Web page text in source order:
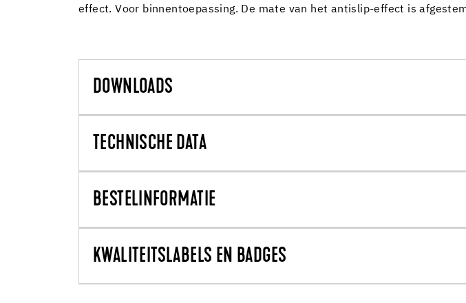
effect. Voor binnentoepassing. De mate van het antislip-effect is
DOWNLOADS
TECHNISCHE DATA
BESTELINFORMATIE
KWALITEITSLABELS EN BADGES